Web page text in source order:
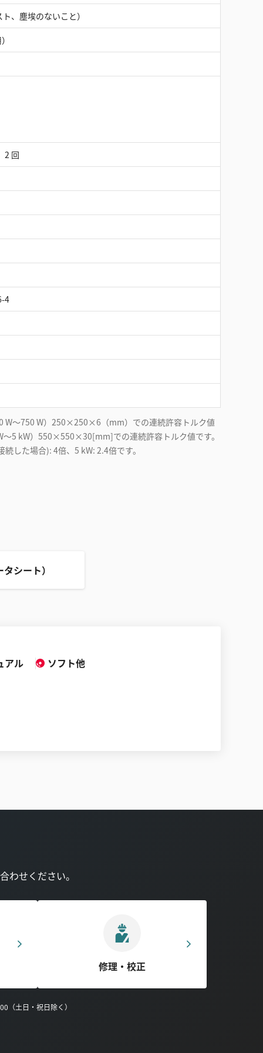
、塵埃のないこと）
2 回
4
W～750 W）250×250×6（mm）での連続許容トルク値
5 kW）550×550×30[mm]での連続許容トルク値です。
した場合): 4倍、5 kW: 2.4倍です。
シート）
アル
ソフト他
わせください。
修理・校正
（土日・祝日除く）